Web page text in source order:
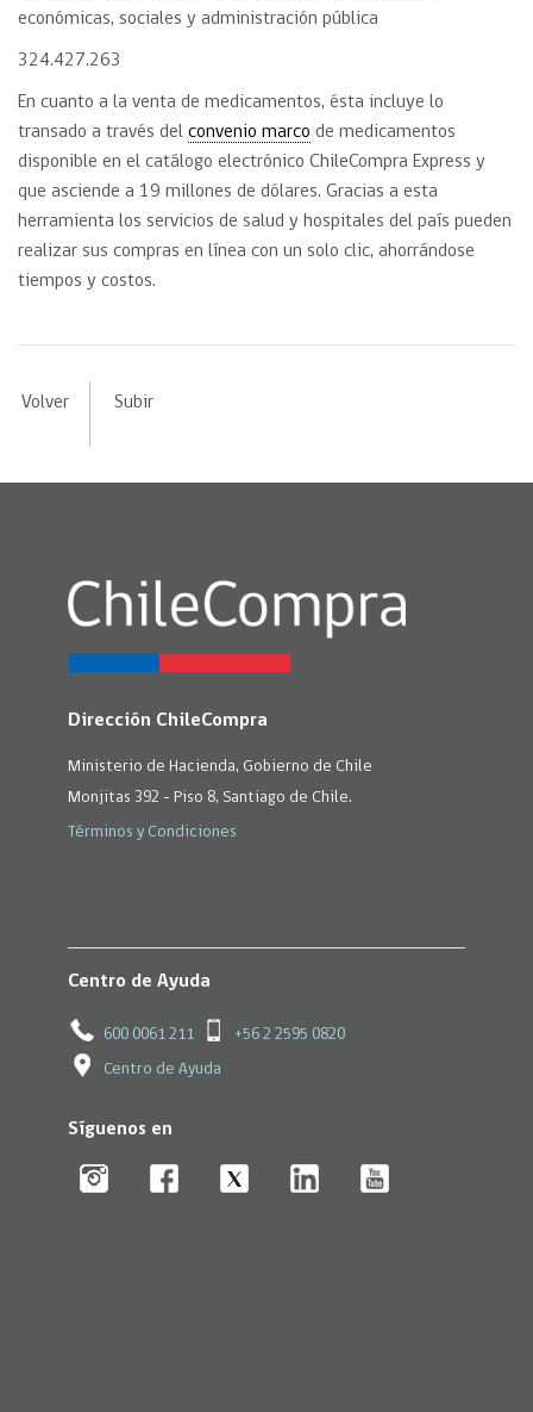
económicas, sociales y administración pública
324.427.263
En cuanto a la venta de medicamentos, ésta incluye lo
transado a través del convenio marco de medicamentos
disponible en el catálogo electrónico ChileCompra Express y
que asciende a 19 millones de dólares. Gracias a esta
herramienta los servicios de salud y hospitales del país pueden
realizar sus compras en línea con un solo clic, ahorrándose
tiempos y costos.
Volver Subir
Dirección ChileCompra
Ministerio de Hacienda, Gobierno de Chile
Monjitas 392 - Piso 8, Santiago de Chile.
Términos y Condiciones
Centro de Ayuda
600 0061 211 +56 2 2595 0820
Centro de Ayuda
Síguenos en